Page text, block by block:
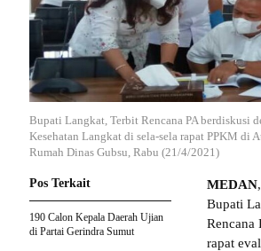
Bupati Langkat, Terbit Rencana PA berdiskusi
Kesehatan Langkat di sela-sela rapat PPKM di
Rumah Dinas Gubsu, Rabu (21/4/2021)
MEDAN
Bupati
Rencana
rapat
Pos Terkait
190 Calon Kepala Daerah Ujian
di Partai Gerindra Sumut